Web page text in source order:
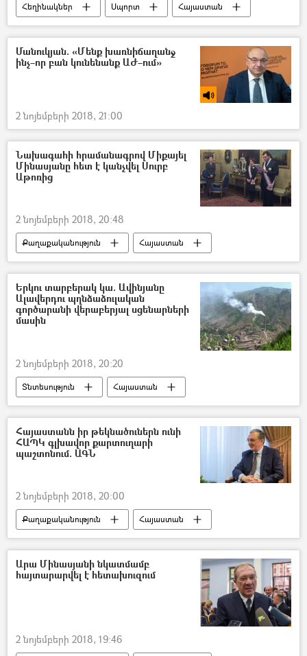
Հեղինակներ Սպորտ
Հայաստան
հասարակություն
Մանուկյան. «Մենք խառնիճաղանջ
ինչ–որ բան կունենանք ԱԺ–ում»
2 նոյեմբերի 2018, 21:00
Նախագահի հրամանագրով Միքայել
Մինասյանը հետ է կանչվել Սուրբ
Աթոռից
2 նոյեմբերի 2018, 20:48
Քաղաքականություն
Հայաստան
Աշխարհ
Երկու տարբերակ կա. Ավինյանը
Ալավերդու պղնձաձուլական
գործարանի վերաբերյալ սցենարների
մասին
2 նոյեմբերի 2018, 20:20
Տնտեսություն Հայաստան
Հայաստանն իր թեկնածուներն ունի
ՀԱՊԿ գլխավոր քարտուղարի
պաշտոնում. ԱԳՆ
2 նոյեմբերի 2018, 20:00
Քաղաքականություն
Հայաստան
Ռուսաստան
Աշխարհ
Տարածաշրջան
Արա Մինասյանի նկատմամբ
հայտարարվել է հետախուզում
2 նոյեմբերի 2018, 19:46